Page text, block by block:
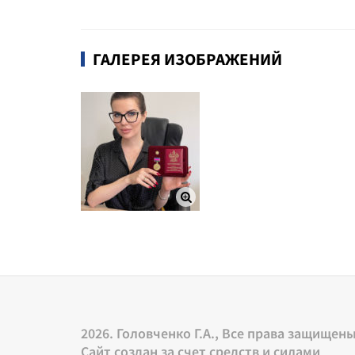
ГАЛЕРЕЯ ИЗОБРАЖЕНИЙ
2026. Головченко Г.А., Все права защищены